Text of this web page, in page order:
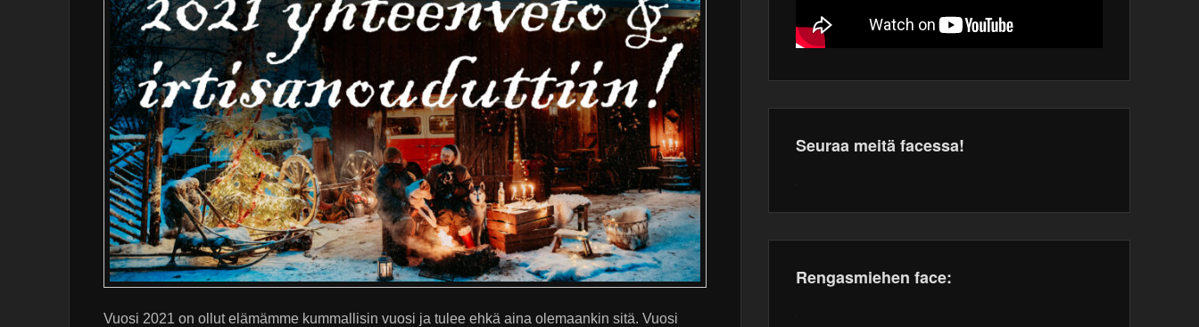
Vuosi 2021 on ollut elämämme kummallisin vuosi ja tulee ehkä aina olemaankin sitä. Vuosi
Seuraa meitä facessa!
WordPress
Rengasmiehen face:
WordPress